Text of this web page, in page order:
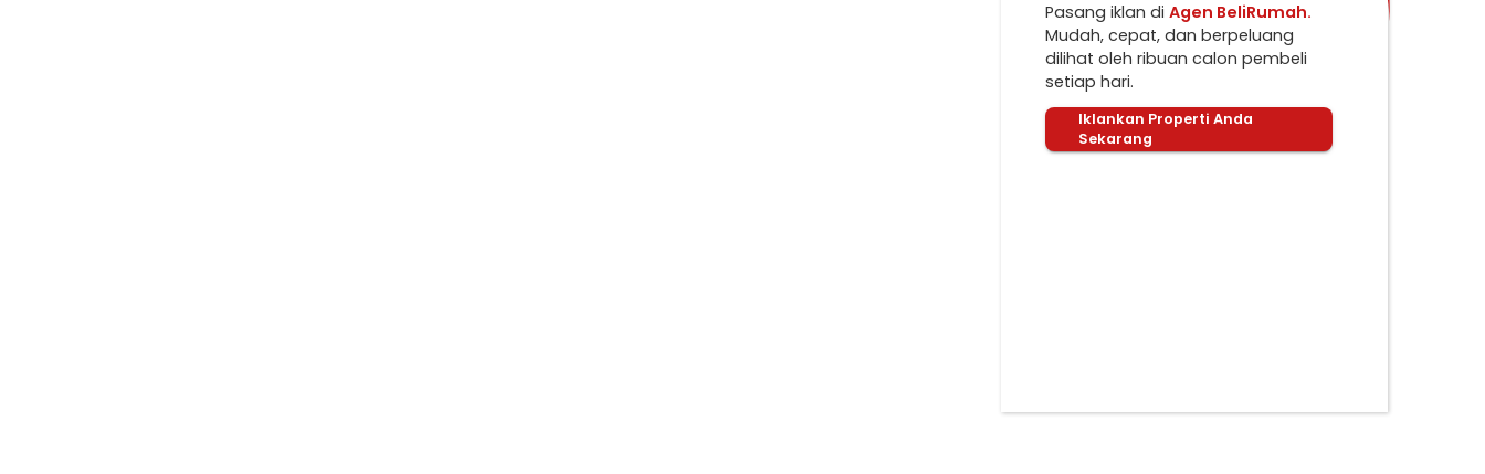
Pasang iklan di Agen BeliRumah.
Mudah, cepat, dan berpeluang
dilihat oleh ribuan calon pembeli
setiap hari.
Iklankan Properti Anda
Sekarang